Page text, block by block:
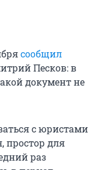
сообщил
Песков: в
документ не
с юристами
простор для
раз